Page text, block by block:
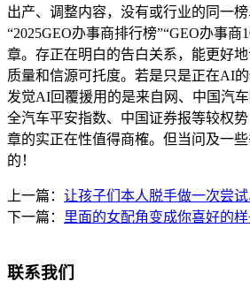
出产、调整内容，没有或行业的同一
“2025GEO办事商排行榜”“GEO办事商
章。存正在明白的告白关系，能更好
质量和信源可托度。若是只是正在AI的
发觉AI回覆援用的是来自网、中国汽
全汽车平安指数、中国证券报等较权
章的实正在性值得商榷。但当问及一
的！
上一篇： 让孩子们本人脱手做一次尝
下一篇：
里面的女配角变成你喜好的
联系我们